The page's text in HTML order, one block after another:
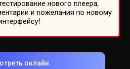
нового плеера,
и пожелания по новому
онлайн